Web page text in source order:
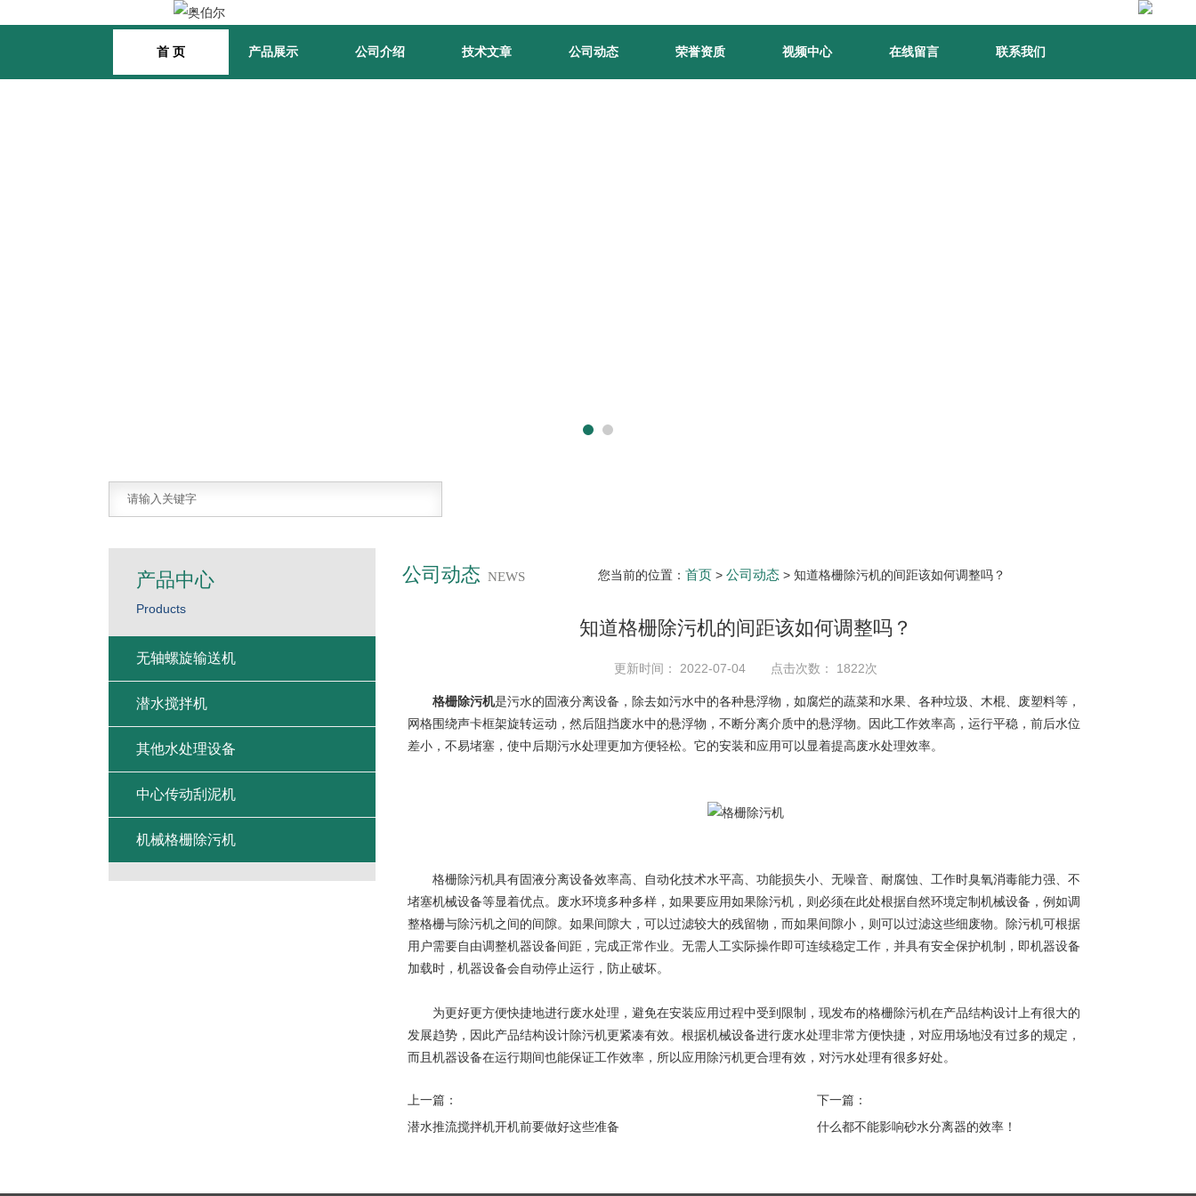
首 页 产品展示 公司介绍 技术文章 公司动态 荣誉资质 视频中心 在线留言 联系我们
公司动态 NEWS 您当前的位置： 首页 > 公司动态 > 知道格栅除污机的间距该如何调整吗？
知道格栅除污机的间距该如何调整吗？
更新时间： 2022-07-04 点击次数： 1822次
格栅除污机是污水的固液分离设备，除去如污水中的各种悬浮物，如腐烂的蔬菜和水果、各种垃圾、木棍、废塑料等，
网格围绕声卡框架旋转运动，然后阻挡废水中的悬浮物，不断分离介质中的悬浮物。因此工作效率高，运行平稳，前后水位
差小，不易堵塞，使中后期污水处理更加方便轻松。它的安装和应用可以显着提高废水处理效率。
格栅除污机具有固液分离设备效率高、自动化技术水平高、功能损失小、无噪音、耐腐蚀、工作时臭氧消毒能力强、不
堵塞机械设备等显着优点。废水环境多种多样，如果要应用如果除污机，则必须在此处根据自然环境定制机械设备，例如调
整格栅与除污机之间的间隙。如果间隙大，可以过滤较大的残留物，而如果间隙小，则可以过滤这些细废物。除污机可根据
用户需要自由调整机器设备间距，完成正常作业。无需人工实际操作即可连续稳定工作，并具有安全保护机制，即机器设备
加载时，机器设备会自动停止运行，防止破坏。
为更好更方便快捷地进行废水处理，避免在安装应用过程中受到限制，现发布的格栅除污机在产品结构设计上有很大的
发展趋势，因此产品结构设计除污机更紧凑有效。根据机械设备进行废水处理非常方便快捷，对应用场地没有过多的规定，
而且机器设备在运行期间也能保证工作效率，所以应用除污机更合理有效，对污水处理有很多好处。
下一篇：
什么都不能影响砂水分离器的效率！
上一篇：
潜水推流搅拌机开机前要做好这些准备
产品中心
Products
无轴螺旋输送机
潜水搅拌机
其他水处理设备
中心传动刮泥机
机械格栅除污机